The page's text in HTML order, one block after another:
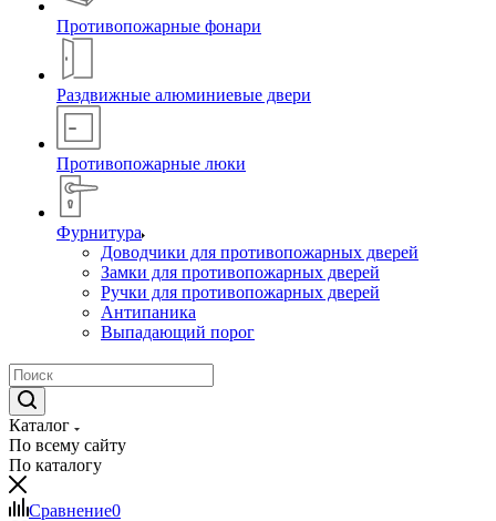
Противопожарные фонари
Раздвижные алюминиевые двери
Противопожарные люки
Фурнитура
Доводчики для противопожарных дверей
Замки для противопожарных дверей
Ручки для противопожарных дверей
Антипаника
Выпадающий порог
Каталог
По всему сайту
По каталогу
Сравнение0